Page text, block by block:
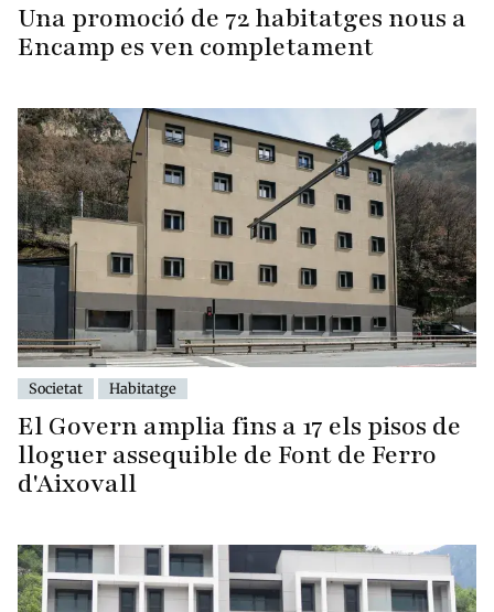
Una promoció de 72 habitatges nous a
Encamp es ven completament
Societat Habitatge
El Govern amplia fins a 17 els pisos de
lloguer assequible de Font de Ferro
d'Aixovall